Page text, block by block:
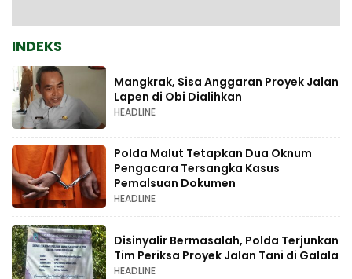
INDEKS
Mangkrak, Sisa Anggaran Proyek Jalan
Lapen di Obi Dialihkan
HEADLINE
Polda Malut Tetapkan Dua Oknum
Pengacara Tersangka Kasus
Pemalsuan Dokumen
HEADLINE
Disinyalir Bermasalah, Polda Terjunkan
Tim Periksa Proyek Jalan Tani di Galala
HEADLINE